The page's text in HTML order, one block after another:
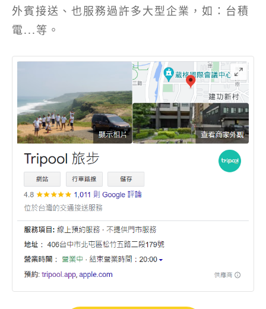
外賓接送、也服務過許多大型企業，如：台積
電...等。